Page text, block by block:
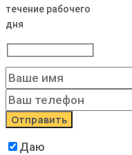
течение рабочего
дня
Даю